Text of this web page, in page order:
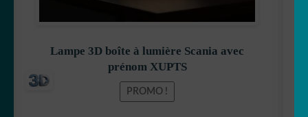
Lampe 3D boîte à lumière Scania avec
prénom XUPTS
PROMO !